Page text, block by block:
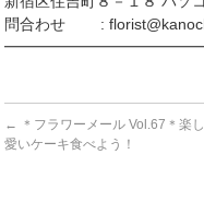
問合わせ :
← ＊フラワーメール Vol.67＊楽
愛いケーキ食べよう！